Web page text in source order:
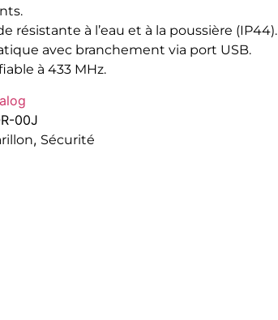
résistante à l’eau et à la poussière (IP44).
avec branchement via port USB.
à 433 MHz.
00J
, Sécurité